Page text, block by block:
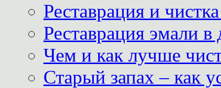
Реставрация и
Реставрация эмали
Чем и как лучше
Старый запах – как